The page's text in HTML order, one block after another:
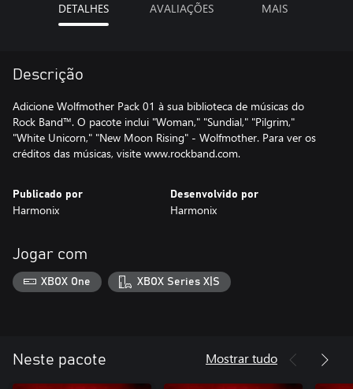
DETALHES AVALIAÇÕES MAIS
Descrição
Adicione Wolfmother Pack 01 à sua biblioteca de músicas do
Rock Band™. O pacote inclui "Woman," "Sundial," "Pilgrim,"
"White Unicorn," "New Moon Rising" - Wolfmother. Para ver os
créditos das músicas, visite www.rockband.com.
Publicado por
Harmonix
Desenvolvido por
Harmonix
Jogar com
XBOX One XBOX Series X|S
Neste pacote Mostrar tudo